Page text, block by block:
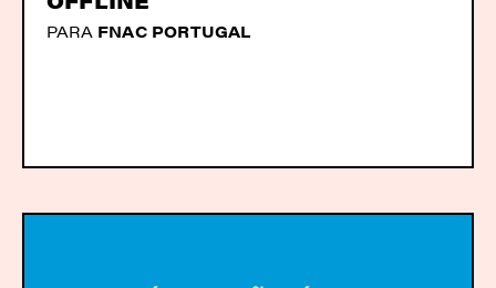
PARA FNAC PORTUGAL